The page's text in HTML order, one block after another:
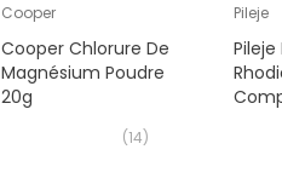
Cooper
Cooper Chlorure De
Magnésium Poudre
20g
(14)
Pileje